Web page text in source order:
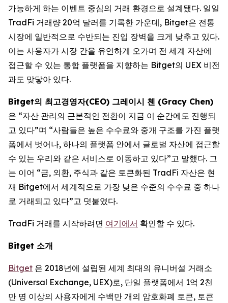
가능하게 하는 이벤트 중심의 거래 환경으로 설계됐다. 일일
TradFi 거래량 20억 달러를 기록한 가운데, Bitget은 전통
시장에 일반적으로 수반되는 진입 장벽을 크게 낮추고 있다.
이는 사용자가 시장 간을 유연하게 오가며 전 세계 자산에
접근할 수 있는 통합 플랫폼을 지향하는 Bitget의 UEX 비전
과도 맞닿아 있다.
Bitget의 최고경영자(CEO) 그레이시 첸 (Gracy Chen)
은 “자산 관리의 근본적인 전환이 지금 이 순간에도 진행되
고 있다”며 “사람들은 높은 수수료와 중개 구조를 가진 플랫
폼에서 벗어나, 하나의 플랫폼 안에서 글로벌 자산에 접근할
수 있는 우리와 같은 서비스로 이동하고 있다”고 말했다. 그
는 이어 “금, 외환, 주식과 같은 토큰화된 TradFi 자산은 현
재 Bitget에서 세계적으로 가장 낮은 수준의 수수료 중 하나
로 거래되고 있다”고 덧붙였다.
TradFi 거래를 시작하려면 여기에서 확인할 수 있다.
Bitget 소개
Bitget 은 2018년에 설립된 세계 최대의 유니버설 거래소
(Universal Exchange, UEX)로, 단일 플랫폼에서 1억 2천
만 명 이상의 사용자에게 수백만 개의 암호화폐 토큰, 토큰